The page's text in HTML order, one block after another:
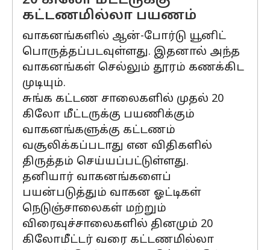
கட்டணமில்லா பயணம்
வாகனங்களில் ஆன்-போர்டு யூனிட்
பொருத்தப்படவுள்ளது. இதனால் அந்த
வாகனங்கள் செல்லும் தூரம் கணக்கிட
முடியும்.
சுங்க கட்டண சாலைகளில் முதல் 20
கிலோ மீட்டருக்கு பயணிக்கும்
வாகனங்களுக்கு கட்டணம்
வசூலிக்கப்படாது என விதிகளில்
திருத்தம் செய்யப்பட்டுள்ளது.
தனியார் வாகனங்களைப்
பயன்படுத்தும் வாகன ஓட்டிகள்
நெடுஞ்சாலைகள் மற்றும்
விரைவுச்சாலைகளில் தினமும் 20
கிலோமீட்டர் வரை கட்டணமில்லா